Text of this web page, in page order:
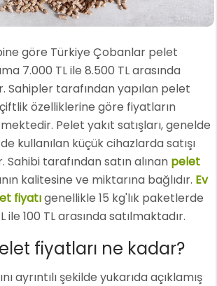
göre Türkiye Çobanlar pelet
7.000 TL ile 8.500 TL arasında
Sahipler tarafından yapılan pelet
çiftlik özelliklerine göre fiyatların
Pelet yakıt satışları, genelde
kullanılan küçük cihazlarda satışı
Sahibi tarafından satın alınan pelet
kalitesine ve miktarına bağlıdır. Ev
fiyatıgenellikle 15 kg'lık paketlerde
100 TL arasında satılmaktadır.
fiyatları ne kadar?
ayrıntılı şekilde yukarıda açıklamış